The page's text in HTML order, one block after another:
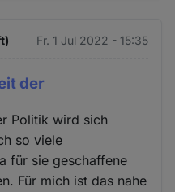
Fr. 1 Jul 2022 - 15:35
der
Politik wird sich
so viele
für sie geschaffene
Für mich ist das nahe